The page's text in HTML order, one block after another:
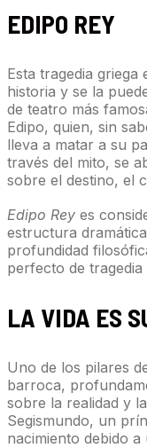
EDIPO REY
Esta tragedia griega
historia y se la
de teatro más
Edipo, quien, sin
lleva a matar a su
través del mito, se
sobre el destino, el
Edipo Rey es
estructura
profundidad
perfecto de
LA VIDA ES
Uno de los pilares
barroca,
sobre la realidad y
Segismundo, un
nacimiento debido